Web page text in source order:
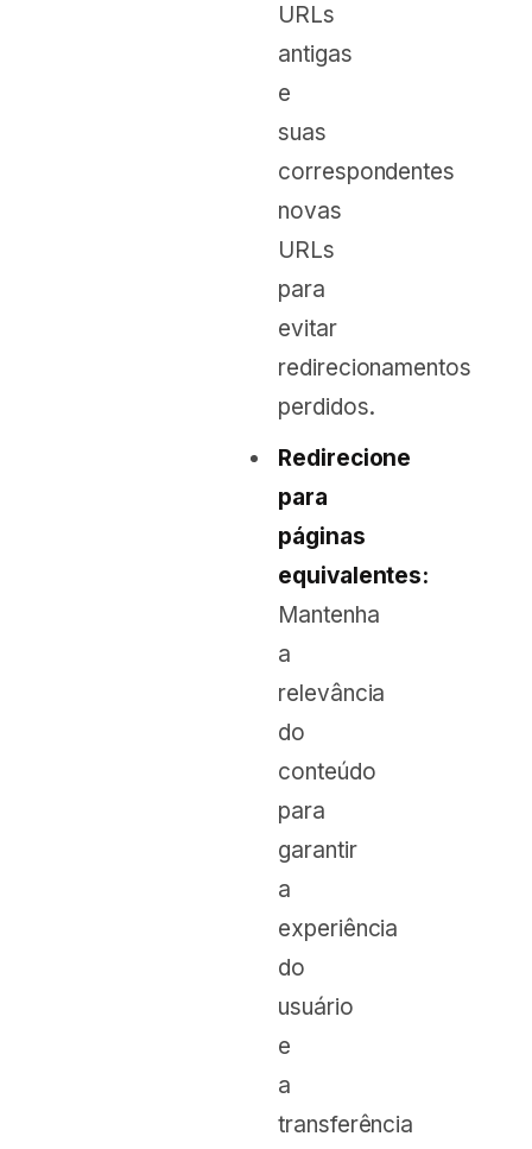
URLs
antigas
e
suas
correspondentes
novas
URLs
para
evitar
redirecionamentos
perdidos.
Redirecione
para
páginas
equivalentes:
Mantenha
a
relevância
do
conteúdo
para
garantir
a
experiência
do
usuário
e
a
transferência